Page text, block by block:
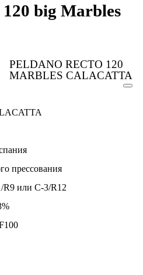
big Marbles
PELDANO RECTO 120
MARBLES CALACATTA
прессования
R9 или C-3/R12